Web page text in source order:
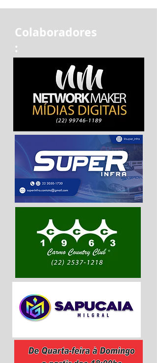
Colaboradores
: